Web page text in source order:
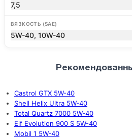
7,5
ВЯЗКОСТЬ (SAE)
5W-40, 10W-40
Castrol GTX 5W-40
Shell Helix Ultra 5W-40
Total Quartz 7000 5W-40
Elf Evolution 900 S 5W-40
Mobil 1 5W-40